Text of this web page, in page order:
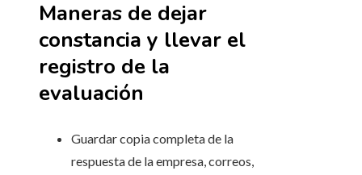
Maneras de dejar
constancia y llevar el
registro de la
evaluación
Guardar copia completa de la
respuesta de la empresa, correos,